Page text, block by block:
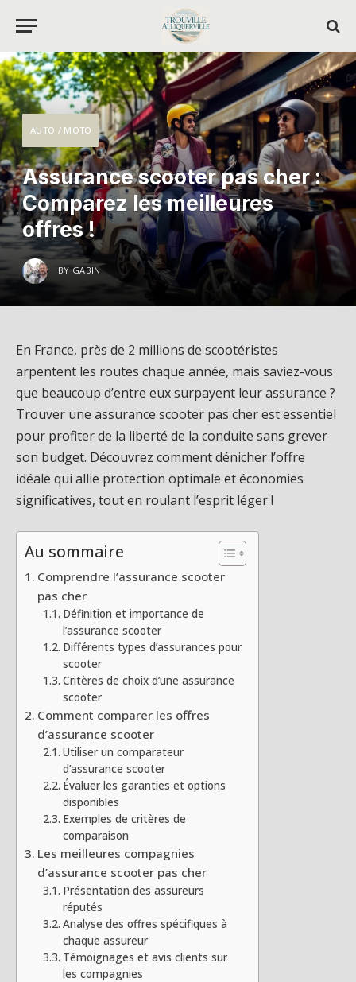
AUTO / MOTO
Assurance scooter pas cher :
Comparez les meilleures
offres !
BY GABIN
En France, près de 2 millions de scootéristes
arpentent les routes chaque année, mais saviez-vous
que beaucoup d’entre eux surpayent leur assurance ?
Trouver une assurance scooter pas cher est essentiel
pour profiter de la liberté de la conduite sans grever
son budget. Découvrez comment dénicher l’offre
idéale qui allie protection optimale et économies
significatives, tout en roulant l’esprit léger !
Au sommaire
Comprendre l’assurance scooter
pas cher
Définition et importance de
l’assurance scooter
Différents types d’assurances pour
scooter
Critères de choix d’une assurance
scooter
Comment comparer les offres
d’assurance scooter
Utiliser un comparateur
d’assurance scooter
Évaluer les garanties et options
disponibles
Exemples de critères de
comparaison
Les meilleures compagnies
d’assurance scooter pas cher
Présentation des assureurs
réputés
Analyse des offres spécifiques à
chaque assureur
Témoignages et avis clients sur
les compagnies